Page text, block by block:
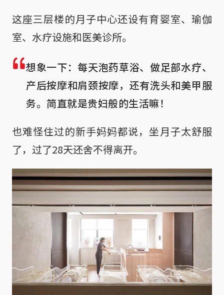
这座三层楼的月子中心还设有育婴室、瑜伽
室、水疗设施和医美诊所。
想象一下：每天泡药草浴、做足部水疗、
产后按摩和肩颈按摩，还有洗头和美甲服
务。简直就是贵妇般的生活嘛！
也难怪住过的新手妈妈都说，坐月子太舒服
了，过了28天还舍不得离开。